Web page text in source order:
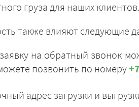
груза для наших клиентов.
также влияют следующие
на обратный звонок
позвонить по номеру
адрес загрузки и